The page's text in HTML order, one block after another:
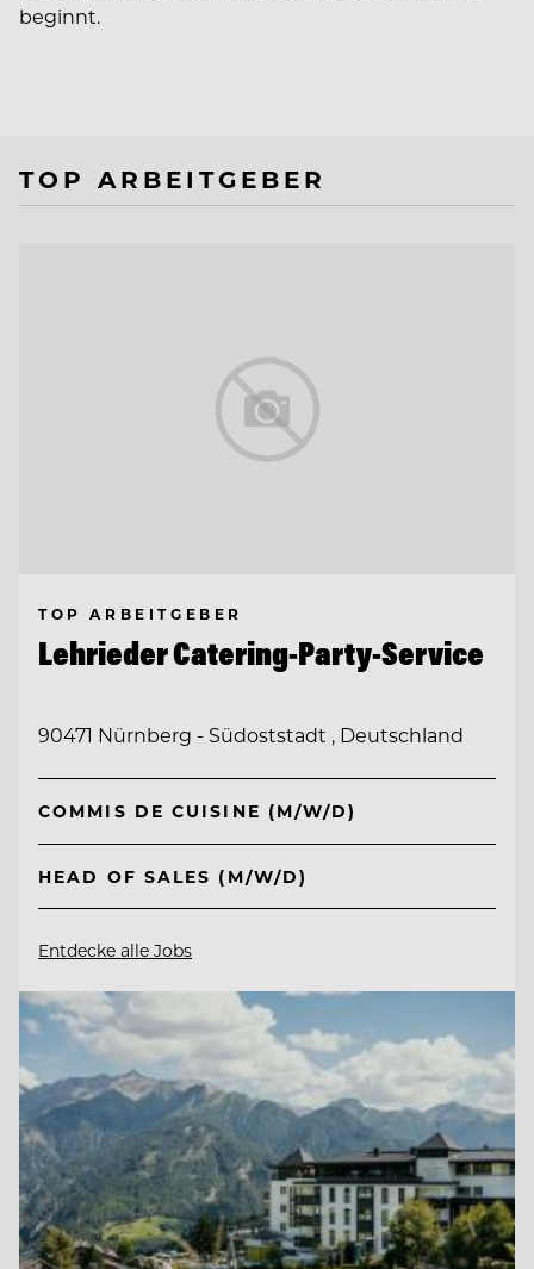
beginnt.
TOP ARBEITGEBER
TOP ARBEITGEBER
Lehrieder Catering-Party-Service
90471 Nürnberg - Südoststadt , Deutschland
COMMIS DE CUISINE (M/W/D)
HEAD OF SALES (M/W/D)
Entdecke alle Jobs